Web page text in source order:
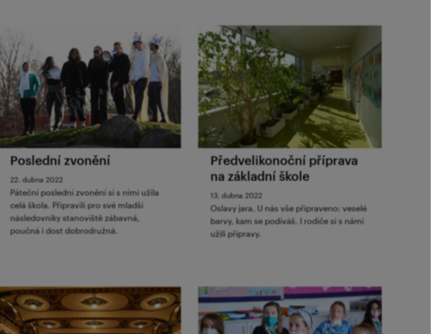
Poslední zvonění
22. dubna 2022
Páteční poslední zvonění si s nimi užila
celá škola. Připravili pro své mladší
následovníky stanoviště zábavná,
poučná i dost dobrodružná.
Předvelikonoční příprava
na základní škole
13. dubna 2022
Oslavy jara. U nás vše připraveno: veselé
barvy, kam se podíváš. I rodiče si s námi
užili přípravy.